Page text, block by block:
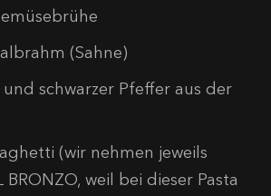
(Sahne)
und schwarzer Pfeffer aus der
(wir nehmen jeweils
BRONZO, weil bei dieser Pasta